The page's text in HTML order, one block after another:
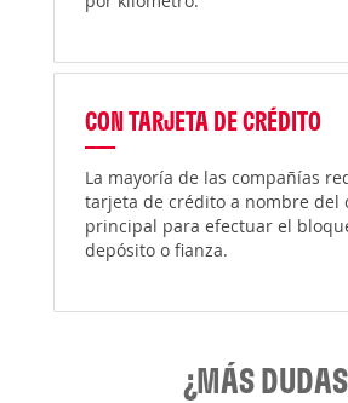
CON TARJETA DE CRÉDITO
La mayoría de las compañías
tarjeta de crédito a nombre del
principal para efectuar el
depósito o fianza.
¿MÁS